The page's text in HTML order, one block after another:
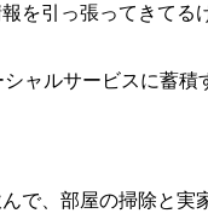
を引っ張ってきてる
ャルサービスに蓄
で、部屋の掃除と実